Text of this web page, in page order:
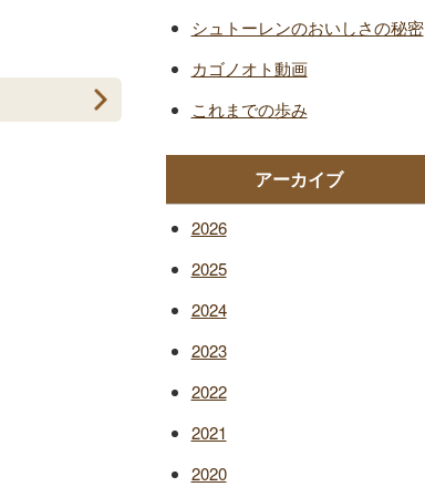
シュトーレンのおいしさの秘密
カゴノオト動画
これまでの歩み
アーカイブ
2026
2025
2024
2023
2022
2021
2020